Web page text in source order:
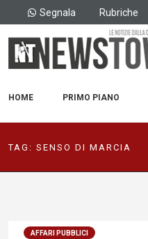
Segnala Rubriche
HOME PRIMO PIANO
TAG: SENSO DI MARCIA
AFFARI PUBBLICI